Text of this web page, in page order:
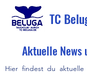
TC
Aktuelle News
Hier findest du aktuelle